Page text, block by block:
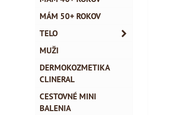
MÁM 50+ ROKOV
TELO
MUŽI
DERMOKOZMETIKA
CLINERAL
CESTOVNÉ MINI
BALENIA